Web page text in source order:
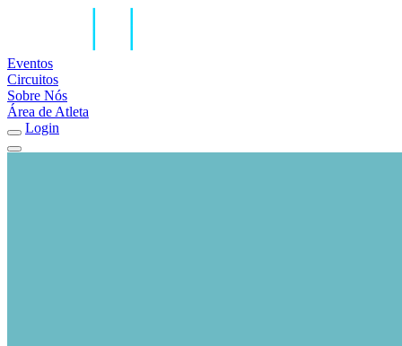
Eventos
Circuitos
Sobre Nós
Área de Atleta
Login